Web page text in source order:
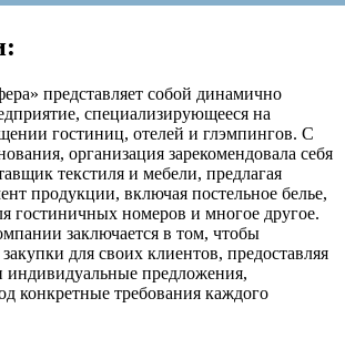
представляет собой динамично
специализирующееся на
гостиниц, отелей и глэмпингов. С
организация зарекомендовала себя
текстиля и мебели, предлагая
продукции, включая постельное белье,
гостиничных номеров и многое другое.
заключается в том, чтобы
для своих клиентов, предоставляя
индивидуальные предложения,
конкретные требования каждого